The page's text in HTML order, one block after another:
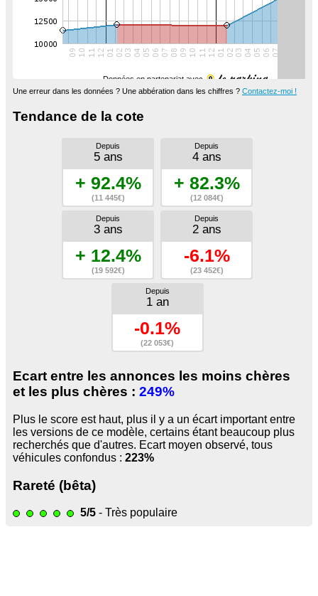
Données en partenariat avec
Une erreur dans les données ? Une abbération dans les chiffres ? Contactez-moi !
Tendance de la cote
Depuis
5 ans
+ 92.4%
(11 445€)
Depuis
4 ans
+ 82.3%
(12 084€)
Depuis
3 ans
+ 12.4%
(19 592€)
Depuis
2 ans
-6.1%
(23 452€)
Depuis
1 an
-0.1%
(22 053€)
Ecart entre les annonces les moins chères
et les plus chères : 249%
Plus le score est haut, plus il y a un écart important entre
les versions de ce modèle, certains étant beaucoup plus
recherchés que d'autres. Ecart moyen observé, tous
véhicules confondus : 223%
Rareté (bêta)
5/5 - Très populaire